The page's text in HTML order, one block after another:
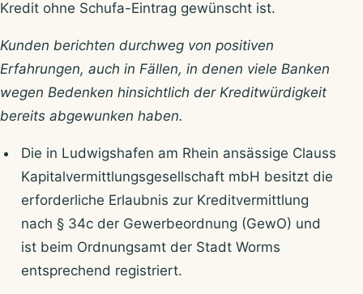
Kredit ohne Schufa-Eintrag gewünscht ist.
Kunden berichten durchweg von positiven
Erfahrungen, auch in Fällen, in denen viele Banken
wegen Bedenken hinsichtlich der Kreditwürdigkeit
bereits abgewunken haben.
Die in Ludwigshafen am Rhein ansässige Clauss
Kapitalvermittlungsgesellschaft mbH besitzt die
erforderliche Erlaubnis zur Kreditvermittlung
nach § 34c der Gewerbeordnung (GewO) und
ist beim Ordnungsamt der Stadt Worms
entsprechend registriert.